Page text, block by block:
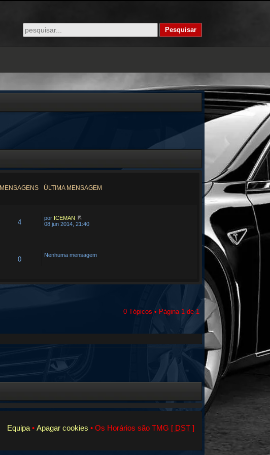
MENSAGENS ÚLTIMA MENSAGEM
4
por ICEMAN
08 jun 2014, 21:40
0
Nenhuma mensagem
0 Tópicos • Página 1de1
Equipa• Apagar cookies • Os Horários são TMG [ DST]